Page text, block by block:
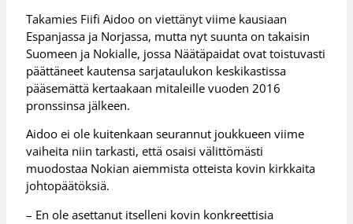
Takamies Fiifi Aidoo on viettänyt viime kausiaan
Espanjassa ja Norjassa, mutta nyt suunta on takaisin
Suomeen ja Nokialle, jossa Näätäpaidat ovat toistuvasti
päättäneet kautensa sarjataulukon keskikastissa
pääsemättä kertaakaan mitaleille vuoden 2016
pronssinsa jälkeen.
Aidoo ei ole kuitenkaan seurannut joukkueen viime
vaiheita niin tarkasti, että osaisi välittömästi
muodostaa Nokian aiemmista otteista kovin kirkkaita
johtopäätöksiä.
– En ole asettanut itselleni kovin konkreettisia